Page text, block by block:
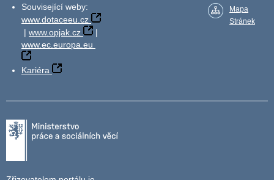
Související weby:
www.dotaceeu.cz
| www.opjak.cz
|
www.ec.europa.eu
Kariéra
Mapa
Stránek